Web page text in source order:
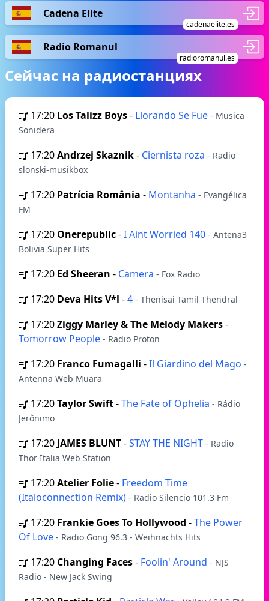
Cadena Elite
cadenaelite.es
Radio Romanul
radioromanul.es
Сейчас на радиостанциях
17:20 Los Talizz Boys- Llorando Se Fue - Musica
Sonidera
17:20Andrzej Skaznik- Ciernista roza - Radio
slonski-musikbox
17:20 Patrícia România - Montanha - Evangélica
FM
17:20 Onerepublic-I Aint Worried 140 - Antena3
Bolivia Super Hits
17:20 Ed Sheeran - Camera - Fox Radio
17:20 Deva Hits V*l -4 - Thenisai Tamil Thendral
17:20Ziggy Marley & The Melody Makers-
Tomorrow People - Radio Proton
17:20 Franco Fumagalli -Il Giardino del Mago -
Antenna Web Muara
17:20Taylor Swift-The Fate of Ophelia - Rádio
Jerônimo
17:20 JAMES BLUNT-STAY THE NIGHT - Radio
Thor Italia Web Station
17:20Atelier Folie- Freedom Time
(Italoconnection Remix) - Radio Silencio 101.3 Fm
17:20 Frankie Goes To Hollywood -The Power
Of Love - Radio Gong 96.3 - Weihnachts Hits
17:20 Changing Faces- Foolin' Around - NJS
Radio - New Jack Swing